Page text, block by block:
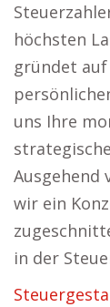
höchsten
gründet
uns Ihre
Ausgehend
wir ein
in der